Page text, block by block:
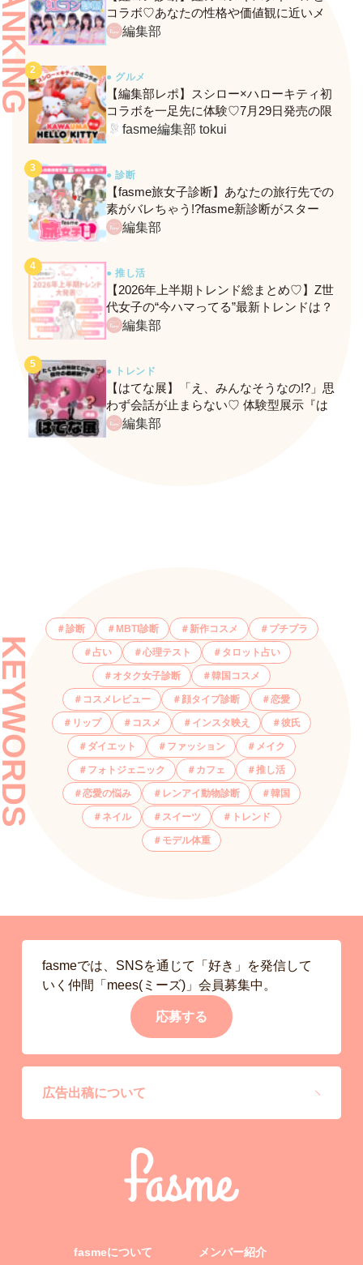
コラボ♡あなたの性格や価値観に近いメ
ンバーがわかる、fasmeの新診断がスター
編集部
● グルメ
【編集部レポ】スシロー×ハローキティ初
コラボを一足先に体験♡7月29日発売の限
定メニュー＆グッズをレポ！
fasme編集部 tokui
● 診断
【fasme旅女子診断】あなたの旅行先での
素がバレちゃう!?fasme新診断がスター
ト！編集部
● 推し活
【2026年上半期トレンド総まとめ♡】Z世
代女子の“今ハマってる”最新トレンドは？
ネクストバズ予報もチェック♪
編集部
● トレンド
【はてな展】「え、みんなそうなの!?」思
わず会話が止まらない♡ 体験型展示『は
てな展』に行ってきたレポ
編集部
診断 MBTI診断 新作コスメ プチプラ
占い 心理テスト タロット占い
オタク女子診断 韓国コスメ
コスメレビュー 顔タイプ診断 恋愛
リップ コスメ インスタ映え 彼氏
ダイエット ファッション メイク
フォトジェニック カフェ 推し活
恋愛の悩み レンアイ動物診断 韓国
ネイル スイーツ トレンド
モデル体重
fasmeでは、SNSを通じて「好き」を発信して
いく仲間「mees(ミーズ)」会員募集中。
応募する
広告出稿について
fasmeについて メンバー紹介